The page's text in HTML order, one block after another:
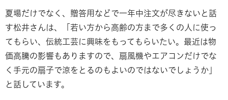
夏場だけでなく、贈答用などで一年中注文が尽きないと話
す松井さんは、「若い方から高齢の方まで多くの人に使っ
てもらい、伝統工芸に興味をもってもらいたい。最近は物
価高騰の影響もありますので、扇風機やエアコンだけでな
く手元の扇子で涼をとるのもよいのではないでしょうか」
と話しています。